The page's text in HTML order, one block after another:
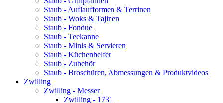
Staub - Auflaufformen & Terrinen
Staub - Woks & Tajinen
Staub - Fondue
Staub - Teekanne
Staub - Minis & Servieren
Staub - Küchenhelfer
Staub - Zubehör
Staub - Broschüren, Abmessungen & Produktvideos
Zwilling
Zwilling - Messer
Zwilling - 1731